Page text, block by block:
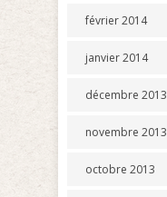
février 2014
janvier 2014
décembre 2013
novembre 2013
octobre 2013